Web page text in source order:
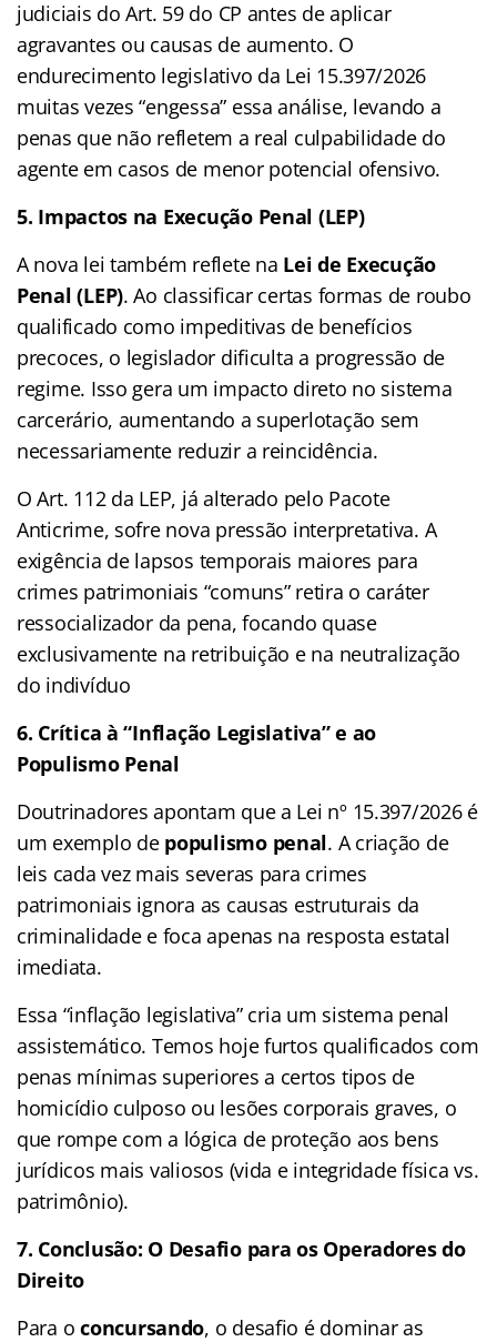
judiciais do Art. 59 do CP antes de aplicar
agravantes ou causas de aumento. O
endurecimento legislativo da Lei 15.397/2026
muitas vezes “engessa” essa análise, levando a
penas que não refletem a real culpabilidade do
agente em casos de menor potencial ofensivo.
5. Impactos na Execução Penal (LEP)
A nova lei também reflete na Lei de Execução
Penal (LEP). Ao classificar certas formas de roubo
qualificado como impeditivas de benefícios
precoces, o legislador dificulta a progressão de
regime. Isso gera um impacto direto no sistema
carcerário, aumentando a superlotação sem
necessariamente reduzir a reincidência.
O Art. 112 da LEP, já alterado pelo Pacote
Anticrime, sofre nova pressão interpretativa. A
exigência de lapsos temporais maiores para
crimes patrimoniais “comuns” retira o caráter
ressocializador da pena, focando quase
exclusivamente na retribuição e na neutralização
do indivíduo
6. Crítica à “Inflação Legislativa” e ao
Populismo Penal
Doutrinadores apontam que a Lei nº 15.397/2026 é
um exemplo de populismo penal. A criação de
leis cada vez mais severas para crimes
patrimoniais ignora as causas estruturais da
criminalidade e foca apenas na resposta estatal
imediata.
Essa “inflação legislativa” cria um sistema penal
assistemático. Temos hoje furtos qualificados com
penas mínimas superiores a certos tipos de
homicídio culposo ou lesões corporais graves, o
que rompe com a lógica de proteção aos bens
jurídicos mais valiosos (vida e integridade física vs.
patrimônio).
7. Conclusão: O Desafio para os Operadores do
Direito
Para oconcursando, o desafio é dominar as